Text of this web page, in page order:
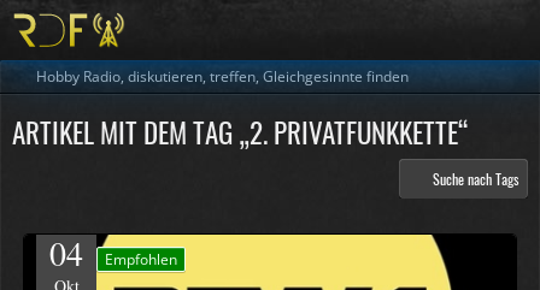
Hobby Radio, diskutieren, treffen, Gleichgesinnte finden
ARTIKEL MIT DEM TAG „2. PRIVATFUNKKETTE“
Suche nach Tags
Empfohlen
04